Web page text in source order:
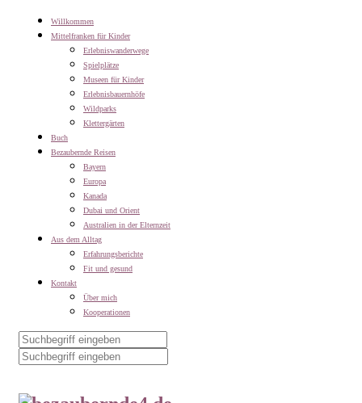
Willkommen
Mittelfranken für Kinder
Erlebniswanderwege
Spielplätze
Museen für Kinder
Erlebnisbauernhöfe
Wildparks
Klettergärten
Buch
Bezaubernde Reisen
Bayern
Europa
Kanada
Dubai und Orient
Australien in der Elternzeit
Aus dem Alltag
Erfahrungsberichte
Fit und gesund
Kontakt
Über mich
Kooperationen